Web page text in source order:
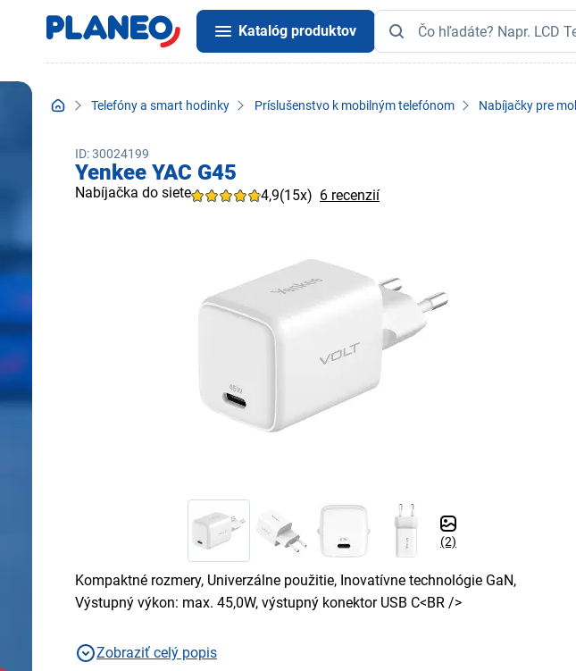
Katalóg produktov
Telefóny a smart hodinky Príslušenstvo k mobilným telefónom Nabíjačky pre
ID: 30024199
Yenkee YAC G45
Nabíjačka do siete 4,9(15x) 6 recenzií
(2)
Kompaktné rozmery, Univerzálne použitie, Inovatívne technológie GaN,
Výstupný výkon: max. 45,0W, výstupný konektor USB C<BR />
Zobraziť celý popis